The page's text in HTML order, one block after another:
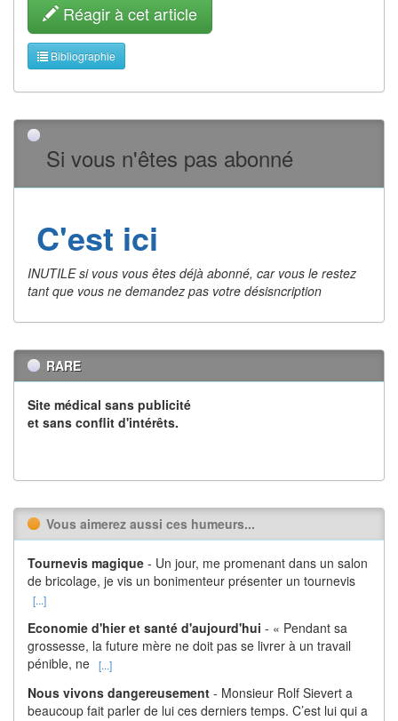
Réagir à cet article
Bibliographie
Si vous n'êtes pas abonné
C'est ici
INUTILE si vous vous êtes déjà abonné, car vous le restez
tant que vous ne demandez pas votre désisncription
RARE
Site médical sans publicité
et sans conflit d'intérêts.
Vous aimerez aussi ces humeurs...
Tournevis magique - Un jour, me promenant dans un salon
de bricolage, je vis un bonimenteur présenter un tournevis
[...]
Economie d'hier et santé d'aujourd'hui - « Pendant sa
grossesse, la future mère ne doit pas se livrer à un travail
pénible, ne [...]
Nous vivons dangereusement - Monsieur Rolf Sievert a
beaucoup fait parler de lui ces derniers temps. C’est lui qui a